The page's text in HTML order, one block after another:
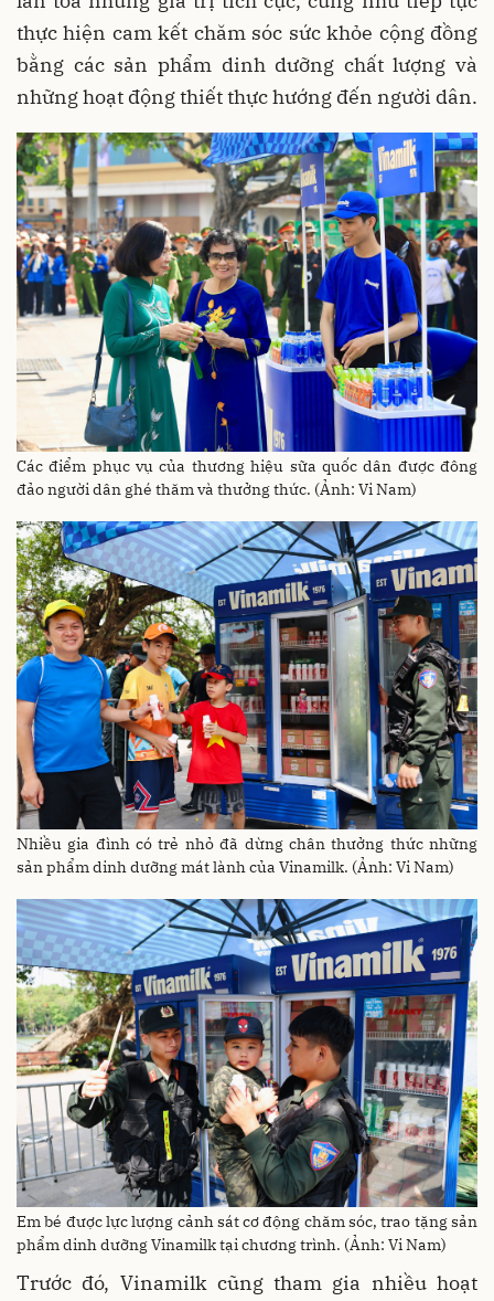
thực hiện cam kết chăm sóc sức khỏe cộng đồng
bằng các sản phẩm dinh dưỡng chất lượng và
những hoạt động thiết thực hướng đến người dân.
Các điểm phục vụ của thương hiệu sữa quốc dân được đông
đảo người dân ghé thăm và thưởng thức. (Ảnh: Vi Nam)
Nhiều gia đình có trẻ nhỏ đã dừng chân thưởng thức những
sản phẩm dinh dưỡng mát lành của Vinamilk. (Ảnh: Vi Nam)
Em bé được lực lượng cảnh sát cơ động chăm sóc, trao tặng sản
phẩm dinh dưỡng Vinamilk tại chương trình. (Ảnh: Vi Nam)
Trước đó, Vinamilk cũng tham gia nhiều hoạt